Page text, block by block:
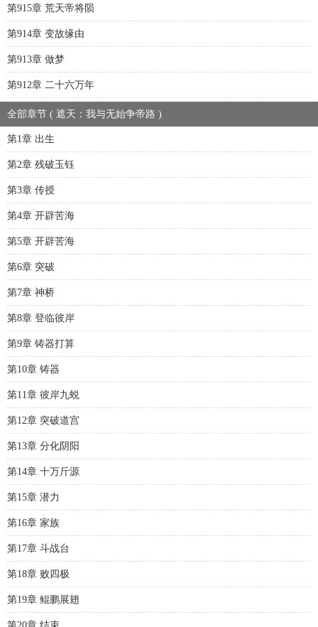
第915章 荒天帝将陨
第914章 变故缘由
第913章 做梦
第912章 二十六万年
全部章节 ( 遮天：我与无始争帝路 )
第1章 出生
第2章 残破玉钰
第3章 传授
第4章 开辟苦海
第5章 开辟苦海
第6章 突破
第7章 神桥
第8章 登临彼岸
第9章 铸器打算
第10章 铸器
第11章 彼岸九蜕
第12章 突破道宫
第13章 分化阴阳
第14章 十万斤源
第15章 潜力
第16章 家族
第17章 斗战台
第18章 败四极
第19章 鲲鹏展翅